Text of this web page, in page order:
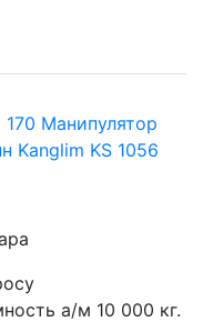
170 Манипулятор
Kanglim KS 1056
а/м 10 000 кг.